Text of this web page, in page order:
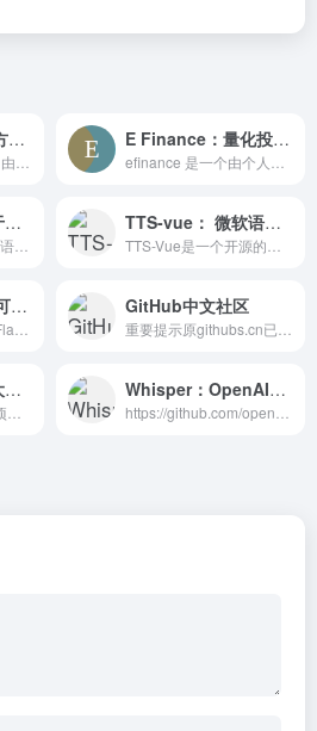
飞书CLI：飞书官方开源工具 E Finance：量化投资的Python数据利器
MaxKB：一款基于大语言模型和 RAG 的开源知识库问答系统 TTS-vue： 微软语音合成工具
YOLO：模型训练可视化平台开源,支持数据集上传、模型训练、训练进度监控、模型测试 GitHub中文社区
GitHub：全球最大软件项目托管平台 Whisper：OpenAI的开源语音神器